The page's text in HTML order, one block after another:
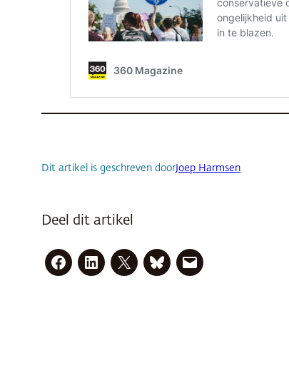
Dit artikel is geschreven doorJoep Harmsen
Deel dit artikel